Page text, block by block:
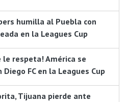
humilla al Puebla con
en la Leagues Cup
le respeta! América se
Diego FC en la Leagues Cup
Tijuana pierde ante